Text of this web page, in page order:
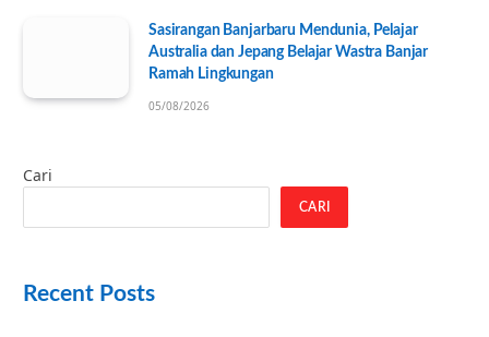
Sasirangan Banjarbaru Mendunia, Pelajar
Australia dan Jepang Belajar Wastra Banjar
Ramah Lingkungan
05/08/2026
Cari
CARI
Recent Posts